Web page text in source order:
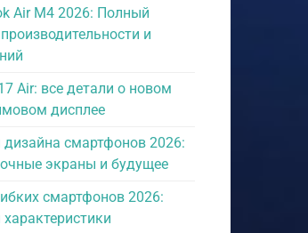
Air M4 2026: Полный
и
Air: все детали о новом
дисплее
смартфонов 2026:
экраны и будущее
смартфонов 2026: